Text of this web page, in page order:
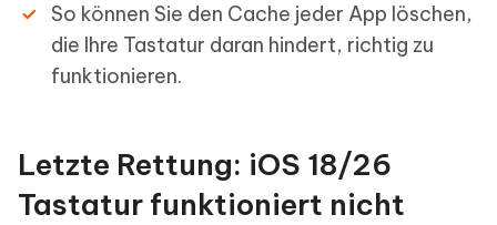
So können Sie den Cache jeder App löschen,
die Ihre Tastatur daran hindert, richtig zu
funktionieren.
Letzte Rettung: iOS 18/26
Tastatur funktioniert nicht